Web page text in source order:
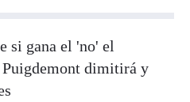
si gana el 'no' el
Puigdemont dimitirá y